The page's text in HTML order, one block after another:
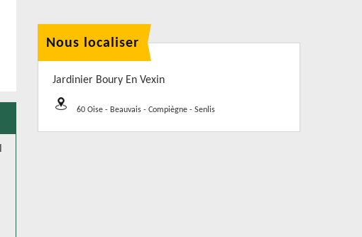
Nous localiser
Jardinier Boury En Vexin
60 Oise - Beauvais - Compiègne - Senlis